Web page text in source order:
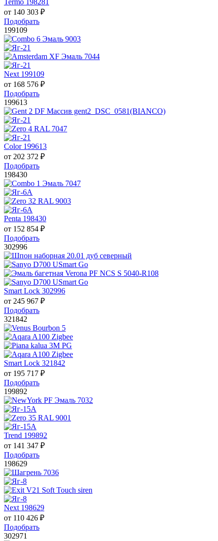
Termo 198281
от 140 303 ₽
Подобрать
199109
Next 199109
от 168 576 ₽
Подобрать
199613
Color 199613
от 202 372 ₽
Подобрать
198430
Penta 198430
от 152 854 ₽
Подобрать
302996
Smart Lock 302996
от 245 967 ₽
Подобрать
321842
Smart Lock 321842
от 195 717 ₽
Подобрать
199892
Trend 199892
от 141 347 ₽
Подобрать
198629
Next 198629
от 110 426 ₽
Подобрать
302971